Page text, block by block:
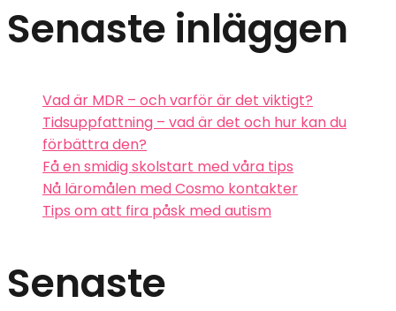
Senaste inläggen
Vad är MDR – och varför är det viktigt?
Tidsuppfattning – vad är det och hur kan du
förbättra den?
Få en smidig skolstart med våra tips
Nå läromålen med Cosmo kontakter
Tips om att fira påsk med autism
Senaste